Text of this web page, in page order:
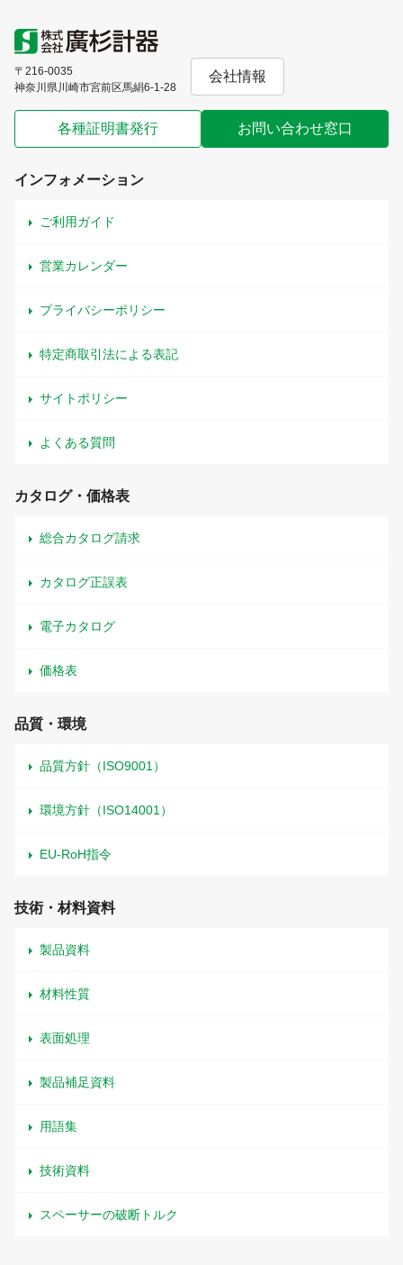
〒216-0035
神奈川県川崎市宮前区馬絹6-1-28
会社情報
各種証明書発行 お問い合わせ窓口
インフォメーション
ご利用ガイド
営業カレンダー
プライバシーポリシー
特定商取引法による表記
サイトポリシー
よくある質問
カタログ・価格表
総合カタログ請求
カタログ正誤表
電子カタログ
価格表
品質・環境
品質方針（ISO9001）
環境方針（ISO14001）
EU-RoH指令
技術・材料資料
製品資料
材料性質
表面処理
製品補足資料
用語集
技術資料
スペーサーの破断トルク